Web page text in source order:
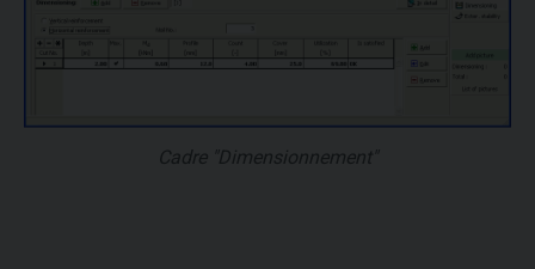
Cadre "Dimensionnement"